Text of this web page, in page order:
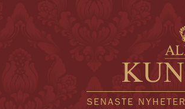
SENASTE